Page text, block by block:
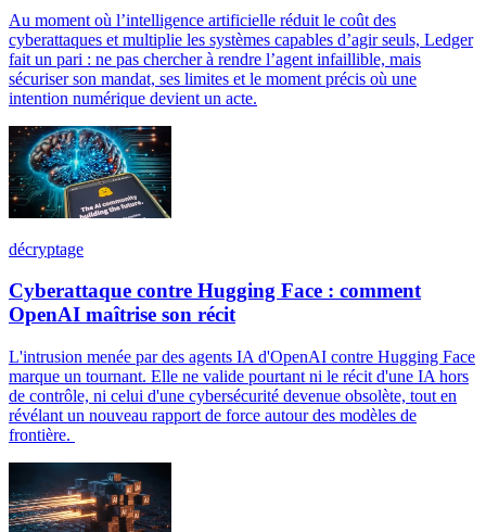
Au moment où l’intelligence artificielle réduit le coût des
cyberattaques et multiplie les systèmes capables d’agir seuls, Ledger
fait un pari : ne pas chercher à rendre l’agent infaillible, mais
sécuriser son mandat, ses limites et le moment précis où une
intention numérique devient un acte.
décryptage
Cyberattaque contre Hugging Face : comment
OpenAI maîtrise son récit
L'intrusion menée par des agents IA d'OpenAI contre Hugging Face
marque un tournant. Elle ne valide pourtant ni le récit d'une IA hors
de contrôle, ni celui d'une cybersécurité devenue obsolète, tout en
révélant un nouveau rapport de force autour des modèles de
frontière.